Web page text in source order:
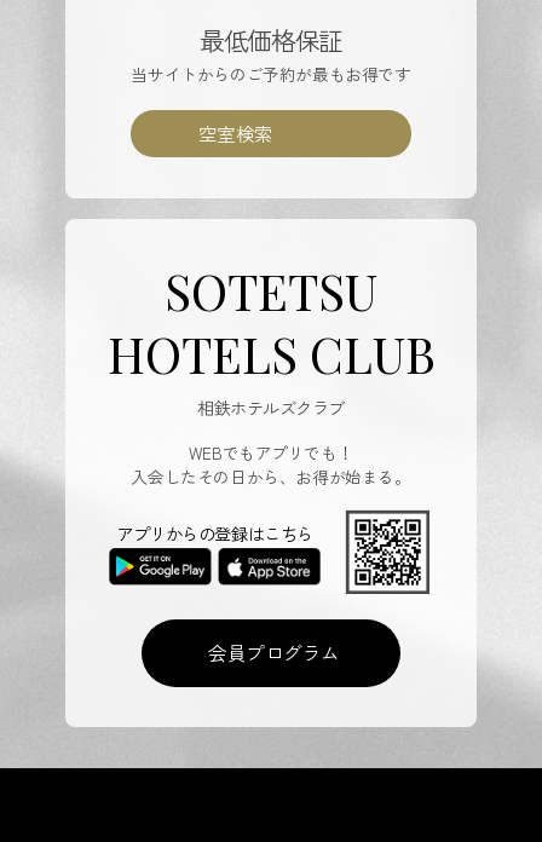
最低価格保証
当サイトからのご予約が最もお得です
空室検索
SOTETSU
HOTELS CLUB
相鉄ホテルズクラブ
WEBでもアプリでも！
入会したその日から、お得が始まる。
会員プログラム
アプリからの登録はこちら